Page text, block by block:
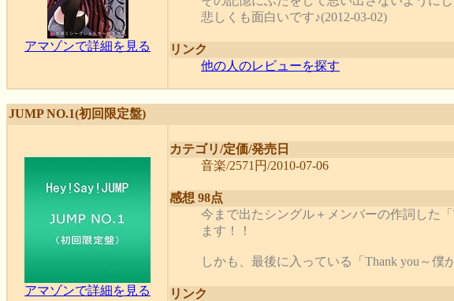
アマゾンで詳細を見る
悲しくも面白いです♪(2012-03-02)
リンク
他の人のレビューを探す
JUMP NO.1(初回限定盤)
アマゾンで詳細を見る
カテゴリ/定価/発売日
音楽/2571円/2010-07-06
感想 98点
今まで出たシングル＋メンバーの作詞した
ます！！
しかも、最後に入っている「Thank you～
リンク